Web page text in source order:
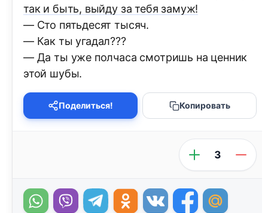
так и быть, выйду за тебя замуж!
— Сто пятьдесят тысяч.
— Как ты угадал???
— Да ты уже полчаса смотришь на ценник
этой шубы.
Поделиться! Копировать
3